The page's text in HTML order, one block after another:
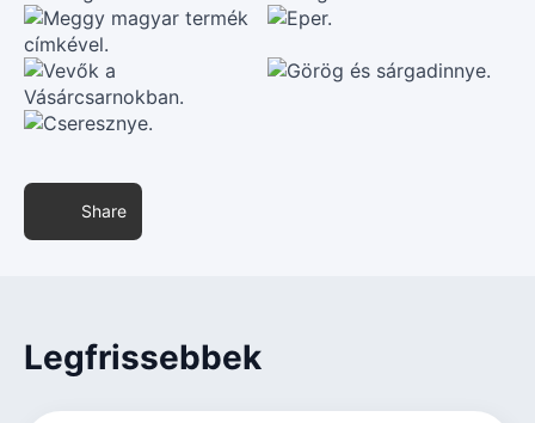
Share
Legfrissebbek